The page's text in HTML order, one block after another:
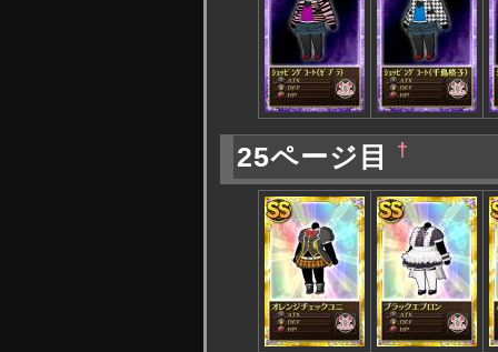
25ページ目 †